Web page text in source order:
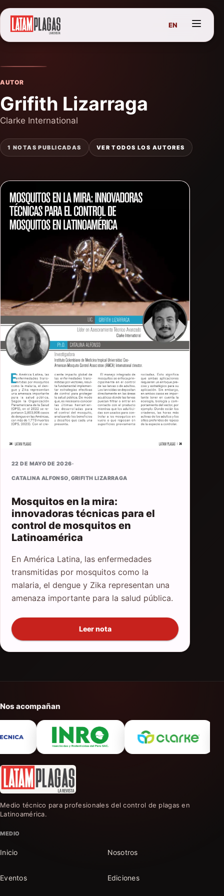
EN
AUTOR
Grifith Lizarraga
Clarke International
1 NOTAS PUBLICADAS VER TODOS LOS AUTORES
22 DE MAYO DE 2026·
CATALINA ALFONSO,GRIFITH LIZARRAGA
Mosquitos en la mira:
innovadoras técnicas para el
control de mosquitos en
Latinoamérica
En América Latina, las enfermedades
transmitidas por mosquitos como la
malaria, el dengue y Zika representan una
amenaza importante para la salud pública.
Leer nota
Nos acompañan
Medio técnico para profesionales del control de plagas en
Latinoamérica.
MEDIO
Inicio Nosotros
Eventos Ediciones